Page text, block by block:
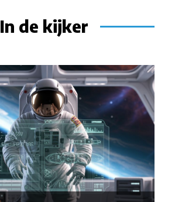
In de kijker